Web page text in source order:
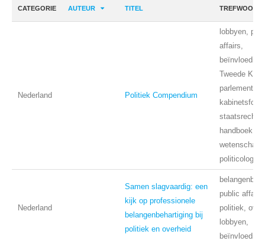
CATEGORIE AUTEUR TITEL
Nederland Politiek Compendium
lobbyen,
affairs,
beïnvloeding,
Tweede
parlement,
staatsrecht,
handboek
wetenschap,
politicologie
Nederland
Samen slagvaardig: een
kijk op professionele
belangenbehartiging bij
politiek en overheid
public affairs,
politiek,
lobbyen,
beïnvloeding